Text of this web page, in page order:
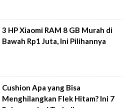
3 HP Xiaomi RAM 8 GB Murah di
Bawah Rp1 Juta, Ini Pilihannya
Cushion Apa yang Bisa
Menghilangkan Flek Hitam? Ini 7